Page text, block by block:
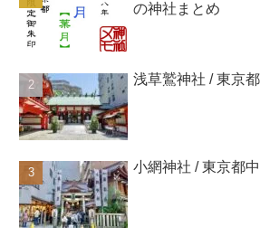
の神社まとめ
浅草鷲神社 / 東京
小網神社 / 東京都